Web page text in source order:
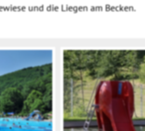
und die Liegen am Becken.